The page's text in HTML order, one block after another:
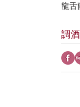
龍舌
調